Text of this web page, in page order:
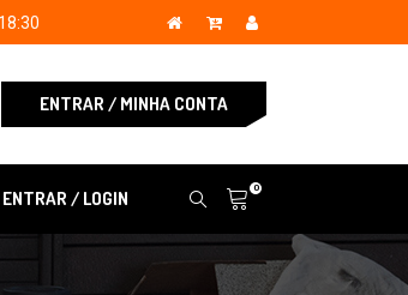
ENTRAR / MINHA CONTA
ENTRAR / LOGIN 0